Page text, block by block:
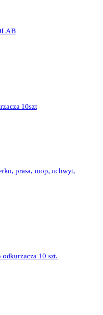
10szt
prasa, mop, uchwyt,
10 szt.